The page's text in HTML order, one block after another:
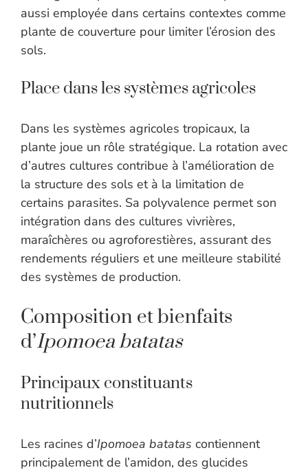
aussi employée dans certains contextes comme
plante de couverture pour limiter l’érosion des
sols.
Place dans les systèmes agricoles
Dans les systèmes agricoles tropicaux, la
plante joue un rôle stratégique. La rotation avec
d’autres cultures contribue à l’amélioration de
la structure des sols et à la limitation de
certains parasites. Sa polyvalence permet son
intégration dans des cultures vivrières,
maraîchères ou agroforestières, assurant des
rendements réguliers et une meilleure stabilité
des systèmes de production.
Composition et bienfaits
d’Ipomoea batatas
Principaux constituants
nutritionnels
Les racines d’Ipomoea batatas contiennent
principalement de l’amidon, des glucides